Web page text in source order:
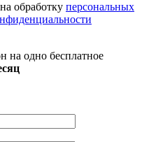
обработку персональных
на одно бесплатное